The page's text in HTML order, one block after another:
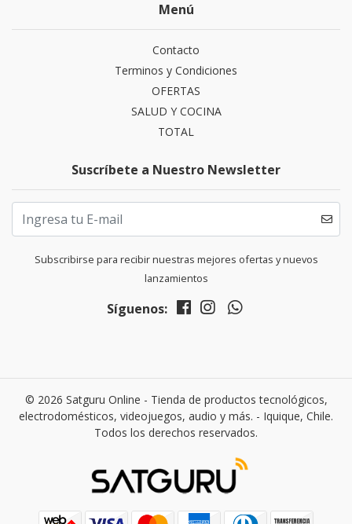
Menú
Contacto
Terminos y Condiciones
OFERTAS
SALUD Y COCINA
TOTAL
Suscríbete a Nuestro Newsletter
Subscribirse para recibir nuestras mejores ofertas y nuevos
lanzamientos
Síguenos:
© 2026 Satguru Online - Tienda de productos tecnológicos,
electrodomésticos, videojuegos, audio y más. - Iquique, Chile.
Todos los derechos reservados.